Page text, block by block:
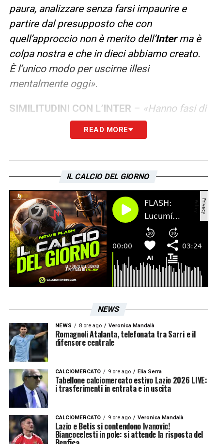
paura, analizzare senza farsi impaurire e
partire dal presupposto che con
quell’approccio non è merito dell’Interma è
colpa nostra e che in dieci abbiamo creato.
È l’unico modo per uscirne illesi
mentalmente oggi».
SIMILITUDINI CON L’INTER – «Hanno fasi di
palleggio di ottimo livello, le assonanze ci
possono anche essere. Giocano con un
qualcosa di diverso, ma anche qualcosa in
comune».
VERSO MERCOLEDÌ–
«Spero che tu abbia
ragione. Tre giorni fa fermai l’allenamento
perché l’intensità difensiva non era quella
giusta, qualche piccolo sentore di mollezza
difensiva l’avevo visto. Mercoledì penso non
rimane il fatto che l’ Interci è superiore dal
punto di vista tecnico».
ROVELLA, CATALDI E PATRIC
è curato fuori, domani dovrebbe iniziare ad
allenarsi sul campo vediamo.Patricè uscito
con un indurimento al polpaccio, sembra
risolvibile.Rovellaha fatto lo spezzone in
cui la squadra non lo ha aiutato. Non l’ho
READ MORE
IL CALCIO DEL GIORNO
NEWS
NEWS 8 ore ago Veronica Mandalà
Romagnoli Atalanta, telefonata tra Sarri e il
difensore centrale
CALCIOMERCATO 9 ore ago Elia Serra
Tabellone calciomercato estivo Lazio 2026 LIVE:
i trasferimenti in entrata e in uscita
CALCIOMERCATO 9 ore ago Veronica Mandalà
Lazio e Betis si contendono Ivanovic!
Biancocelesti in pole: si attende la risposta del